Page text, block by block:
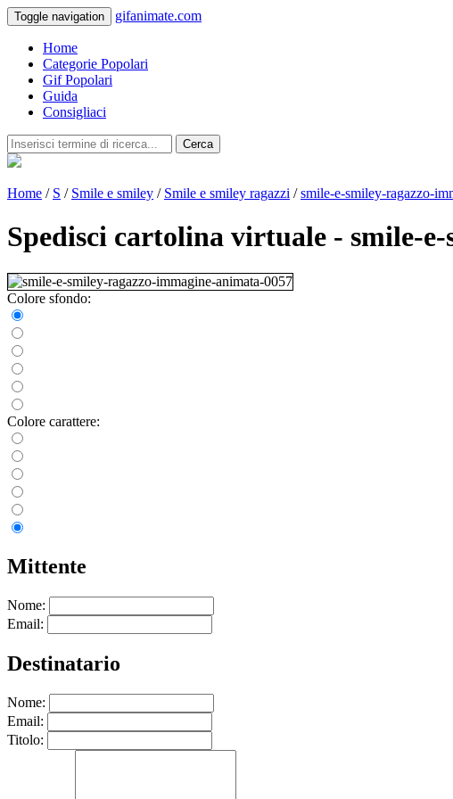
Toggle navigation gifanimate.com
Home
Categorie Popolari
Gif Popolari
Guida
Consigliaci
Cerca
Home / S / Smile e smiley / Smile e smiley ragazzi /smile-e-smiley-ragazzo-
Spedisci cartolina virtuale - smile-
Colore sfondo:
Colore carattere:
Mittente
Nome:
Email:
Destinatario
Nome:
Email:
Titolo: